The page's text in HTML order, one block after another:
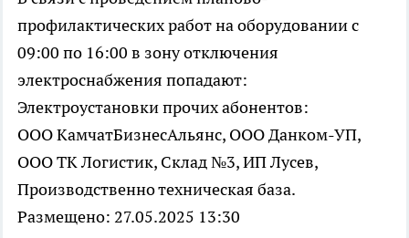
профилактических работ на оборудовании с
09:00 по 16:00 в зону отключения
электроснабжения попадают:
Электроустановки прочих абонентов:
ООО КамчатБизнесАльянс, ООО Данком-УП,
ООО ТК Логистик, Склад №3, ИП Лусев,
Производственно техническая база.
Размещено: 27.05.2025 13:30